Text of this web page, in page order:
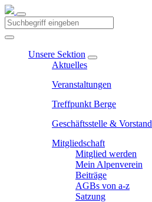
Unsere Sektion
Aktuelles
Veranstaltungen
Treffpunkt Berge
Geschäftsstelle & Vorstand
Mitgliedschaft
Mitglied werden
Mein Alpenverein
Beiträge
AGBs von a-z
Satzung